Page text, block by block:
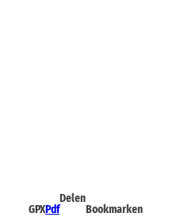
GPXPdf
Delen
Bookmarken